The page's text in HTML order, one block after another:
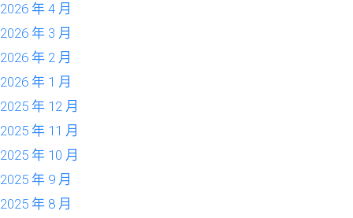
2026 年 4 月
2026 年 3 月
2026 年 2 月
2026 年 1 月
2025 年 12 月
2025 年 11 月
2025 年 10 月
2025 年 9 月
2025 年 8 月